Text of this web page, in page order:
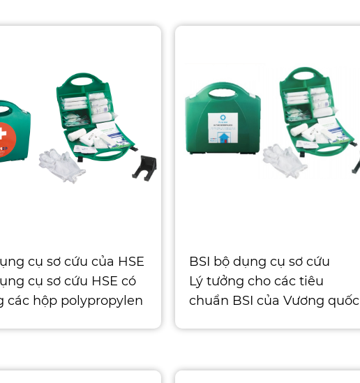
cụ sơ cứu của HSE
cụ sơ cứu HSE có
các hộp polypropylen
BSI bộ dụng cụ sơ cứu
Lý tưởng cho các tiêu
chuẩn BSI của Vương quốc